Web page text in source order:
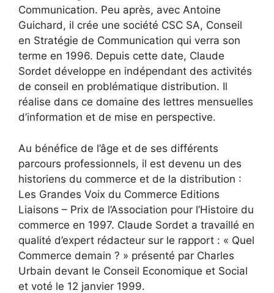
Communication. Peu après, avec Antoine
Guichard, il crée une société CSC SA, Conseil
en Stratégie de Communication qui verra son
terme en 1996. Depuis cette date, Claude
Sordet développe en indépendant des activités
de conseil en problématique distribution. Il
réalise dans ce domaine des lettres mensuelles
d’information et de mise en perspective.
Au bénéfice de l’âge et de ses différents
parcours professionnels, il est devenu un des
historiens du commerce et de la distribution :
Les Grandes Voix du Commerce Editions
Liaisons – Prix de l’Association pour l’Histoire du
commerce en 1997. Claude Sordet a travaillé en
qualité d’expert rédacteur sur le rapport : « Quel
Commerce demain ? » présenté par Charles
Urbain devant le Conseil Economique et Social
et voté le 12 janvier 1999.